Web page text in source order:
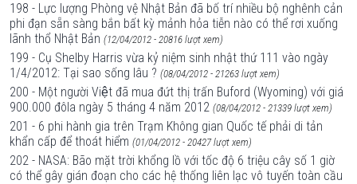
198 - Lực lượng Phòng vệ Nhật Bản đã bố trí nhiều bộ nghênh cản
phi đạn sẵn sàng bắn bất kỳ mảnh hỏa tiễn nào có thể rơi xuống
lãnh thổ Nhật Bản (12/04/2012 - 20816 lượt xem)
199 - Cụ Shelby Harris vừa kỷ niệm sinh nhật thứ 111 vào ngày
1/4/2012: Tại sao sống lâu ? (08/04/2012 - 21263 lượt xem)
200 - Một người Việt đã mua đứt thị trấn Buford (Wyoming) với giá
900.000 đôla ngày 5 tháng 4 năm 2012 (08/04/2012 - 21339 lượt xem)
201 - 6 phi hành gia trên Trạm Không gian Quốc tế phải di tản
khẩn cấp để thoát hiểm (01/04/2012 - 20427 lượt xem)
202 - NASA: Bão mặt trời khổng lồ với tốc độ 6 triệu cây số 1 giờ
có thể gây gián đoạn cho các hệ thống liên lạc vô tuyến toàn cầu